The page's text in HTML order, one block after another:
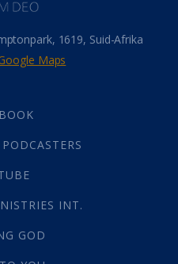
(19)
liggaam
(27)
(12)
1619, Suid-Afrika
Maps
INT.
GOD